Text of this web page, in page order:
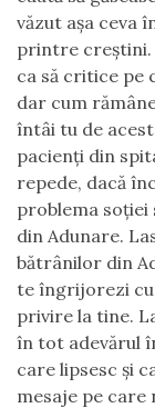
văzut aşa ceva
printre creştini.
ca să critice pe
dar cum
întâi tu de
pacienţi din
repede, dacă
problema soţiei
din Adunare.
bătrânilor din
te îngrijorezi
privire la tine.
în tot adevărul
care lipsesc şi
mesaje pe care